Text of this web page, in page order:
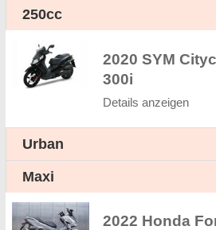
250cc
2020 SYM
300i
Details anzeigen
Urban
Maxi
2022 Honda